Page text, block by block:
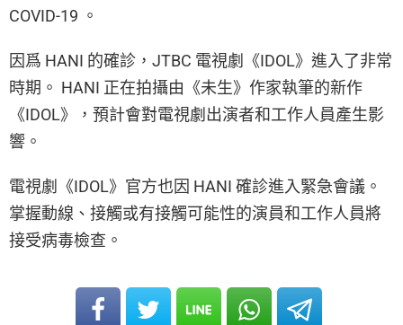
COVID-19 。
因爲 HANI 的確診，JTBC 電視劇《IDOL》進入了非常
時期。 HANI 正在拍攝由《未生》作家執筆的新作
《IDOL》，預計會對電視劇出演者和工作人員產生影
響。
電視劇《IDOL》官方也因 HANI 確診進入緊急會議。
掌握動線、接觸或有接觸可能性的演員和工作人員將
接受病毒檢查。